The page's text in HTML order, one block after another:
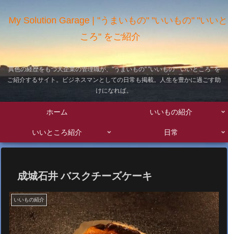
My Solution Garage | "うまいもの" "いいもの" "いいと
ころ" をご紹介
異色の経歴をもつ大企業の管理職が、"うまいもの" "いいもの" "いいところ" を
ご紹介するサイト。ビジネスマンとしての日常も掲載。人生を豊かに過ごす助
けになれば。
ホーム いいもの紹介
いいところ紹介 日常
成城石井 バスクチーズケーキ
いいもの紹介